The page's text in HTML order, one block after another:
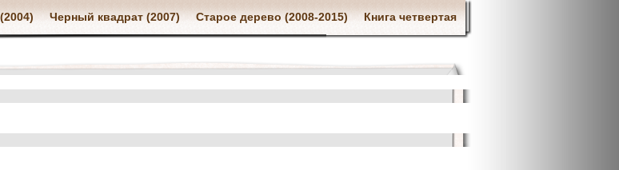
Черный квадрат (2007) Старое дерево (2008-2015) Книга четвертая